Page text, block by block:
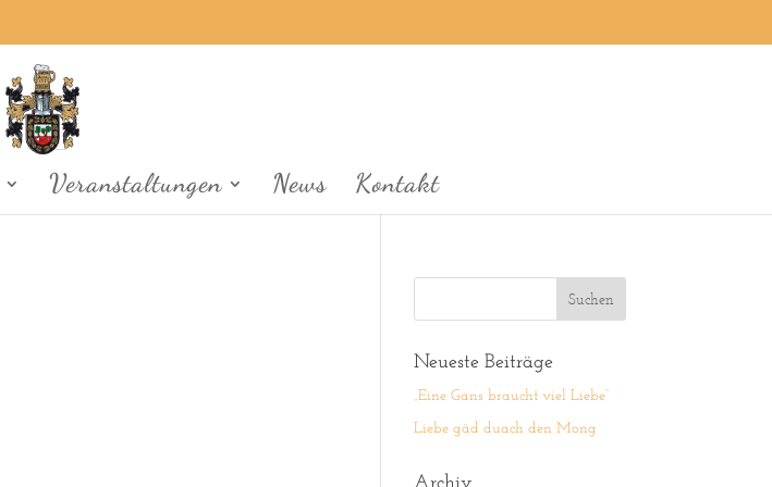
Veranstaltungen News Kontakt
Neueste Beiträge
„Eine Gans braucht viel Liebe“
Liebe gäd duach den Mong